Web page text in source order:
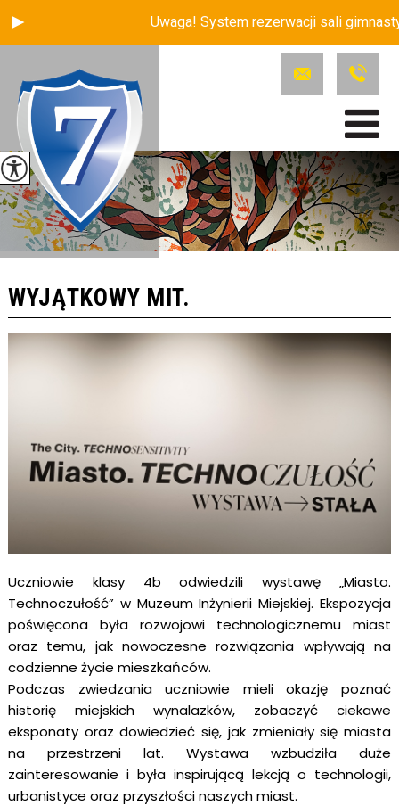
Uwaga! System rezerwacji sali
WYJĄTKOWY MIT.
Uczniowie klasy 4b odwiedzili wystawę „Miasto.
Technoczułość” w Muzeum Inżynierii Miejskiej. Ekspozycja
poświęcona była rozwojowi technologicznemu miast
oraz temu, jak nowoczesne rozwiązania wpływają na
codzienne życie mieszkańców.
Podczas zwiedzania uczniowie mieli okazję poznać
historię miejskich wynalazków, zobaczyć ciekawe
eksponaty oraz dowiedzieć się, jak zmieniały się miasta
na przestrzeni lat. Wystawa wzbudziła duże
zainteresowanie i była inspirującą lekcją o technologii,
urbanistyce oraz przyszłości naszych miast.